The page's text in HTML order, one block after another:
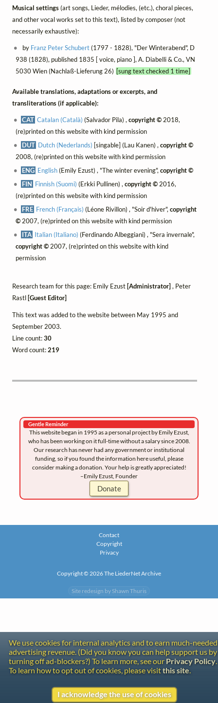
Musical settings(art songs, Lieder, mélodies, (etc.), choral pieces,
and other vocal works set to this text), listed by composer (not
necessarily exhaustive):
by Franz Peter Schubert(1797 - 1828), "Der Winterabend", D
938 (1828), published 1835 [ voice, piano ], A. Diabelli & Co., VN
5030 Wien (Nachlaß-Lieferung 26) [sung text checked 1 time]
Available translations, adaptations or excerpts, and
transliterations (if applicable):
CAT Catalan (Català) (Salvador Pila) ,copyright © 2018,
(re)printed on this website with kind permission
DUT Dutch (Nederlands) [singable] (Lau Kanen) ,copyright ©
2008, (re)printed on this website with kind permission
ENG English(Emily Ezust) , "The winter evening",copyright ©
FIN Finnish (Suomi) (Erkki Pullinen) ,copyright ©2016,
(re)printed on this website with kind permission
FRE French (Français) (Léone Rivillon) , "Soir d'hiver",copyright
©2007, (re)printed on this website with kind permission
ITA Italian (Italiano) (Ferdinando Albeggiani) , "Sera invernale",
copyright ©2007, (re)printed on this website with kind
permission
Research team for this page: Emily Ezust [Administrator] , Peter
Rastl [Guest Editor]
This text was added to the website between May 1995 and
September 2003.
Line count:30
Word count:219
Gentle Reminder
This website began in 1995 as a personal project by Emily Ezust,
who has been working on it full-time without a salary since 2008.
Our research has never had any government or institutional
funding, so if you found the information here useful, please
consider making a donation. Your help is greatly appreciated!
–Emily Ezust, Founder
Donate
We use cookies for internal analytics and to earn much-needed
advertising revenue. (Did you know you can help support us by
turning off ad-blockers?) To learn more, see our Privacy Policy.
To learn how to opt out of cookies, please visitthis site.
I acknowledge the use of cookies
Contact
Copyright
Privacy
Copyright © 2026 The LiederNet Archive
Site redesign by Shawn Thuris